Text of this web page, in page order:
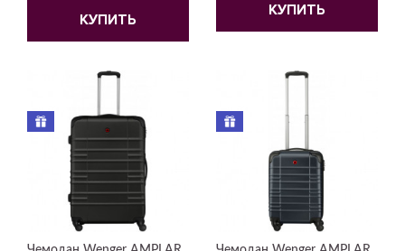
КУПИТЬ
КУПИТЬ